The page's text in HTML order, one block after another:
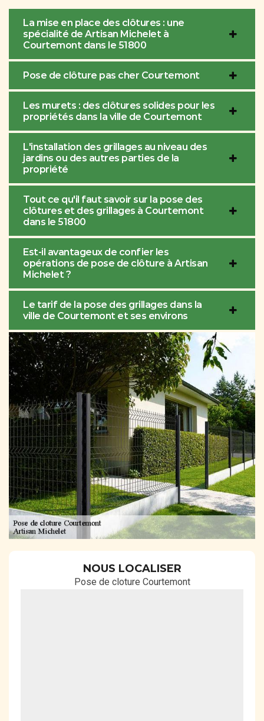
La mise en place des clôtures : une
spécialité de Artisan Michelet à
Courtemont dans le 51800
Pose de clôture pas cher Courtemont
Les murets : des clôtures solides pour les
propriétés dans la ville de Courtemont
L'installation des grillages au niveau des
jardins ou des autres parties de la
propriété
Tout ce qu'il faut savoir sur la pose des
clôtures et des grillages à Courtemont
dans le 51800
Est-il avantageux de confier les
opérations de pose de clôture à Artisan
Michelet ?
Le tarif de la pose des grillages dans la
ville de Courtemont et ses environs
NOUS LOCALISER
Pose de cloture Courtemont